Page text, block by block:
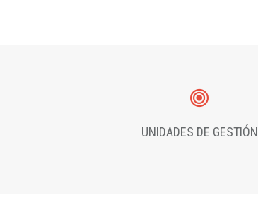
UNIDADES DE GESTIÓN